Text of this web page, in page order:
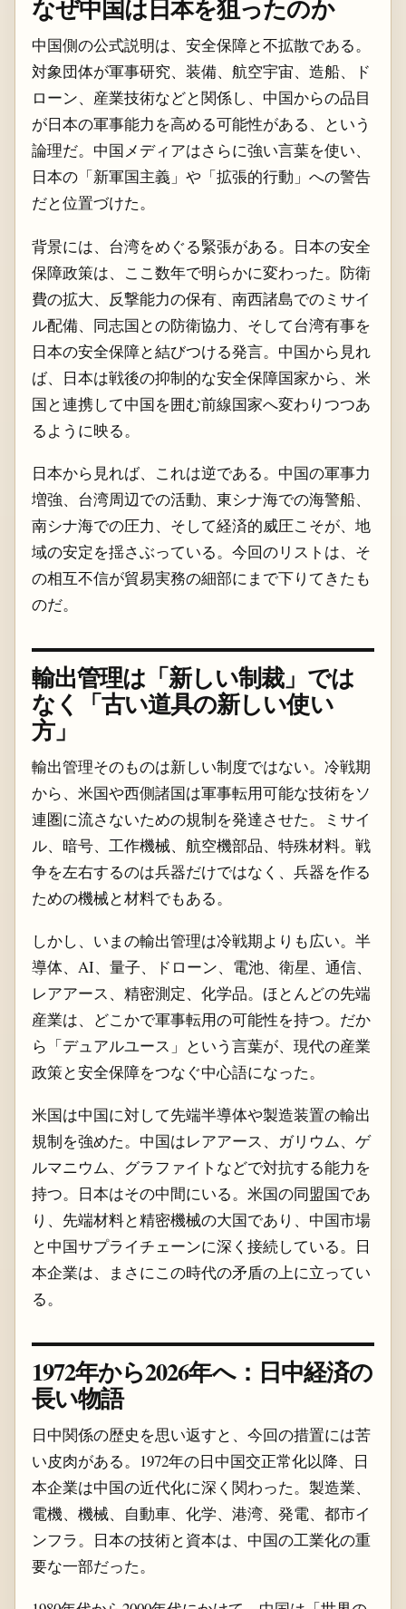
なぜ中国は日本を狙ったのか
中国側の公式説明は、安全保障と不拡散である。
対象団体が軍事研究、装備、航空宇宙、造船、ド
ローン、産業技術などと関係し、中国からの品目
が日本の軍事能力を高める可能性がある、という
論理だ。中国メディアはさらに強い言葉を使い、
日本の「新軍国主義」や「拡張的行動」への警告
だと位置づけた。
背景には、台湾をめぐる緊張がある。日本の安全
保障政策は、ここ数年で明らかに変わった。防衛
費の拡大、反撃能力の保有、南西諸島でのミサイ
ル配備、同志国との防衛協力、そして台湾有事を
日本の安全保障と結びつける発言。中国から見れ
ば、日本は戦後の抑制的な安全保障国家から、米
国と連携して中国を囲む前線国家へ変わりつつあ
るように映る。
日本から見れば、これは逆である。中国の軍事力
増強、台湾周辺での活動、東シナ海での海警船、
南シナ海での圧力、そして経済的威圧こそが、地
域の安定を揺さぶっている。今回のリストは、そ
の相互不信が貿易実務の細部にまで下りてきたも
のだ。
輸出管理は「新しい制裁」では
なく「古い道具の新しい使い
方」
輸出管理そのものは新しい制度ではない。冷戦期
から、米国や西側諸国は軍事転用可能な技術をソ
連圏に流さないための規制を発達させた。ミサイ
ル、暗号、工作機械、航空機部品、特殊材料。戦
争を左右するのは兵器だけではなく、兵器を作る
ための機械と材料でもある。
しかし、いまの輸出管理は冷戦期よりも広い。半
導体、AI、量子、ドローン、電池、衛星、通信、
レアアース、精密測定、化学品。ほとんどの先端
産業は、どこかで軍事転用の可能性を持つ。だか
ら「デュアルユース」という言葉が、現代の産業
政策と安全保障をつなぐ中心語になった。
米国は中国に対して先端半導体や製造装置の輸出
規制を強めた。中国はレアアース、ガリウム、ゲ
ルマニウム、グラファイトなどで対抗する能力を
持つ。日本はその中間にいる。米国の同盟国であ
り、先端材料と精密機械の大国であり、中国市場
と中国サプライチェーンに深く接続している。日
本企業は、まさにこの時代の矛盾の上に立ってい
る。
1972年から2026年へ：日中経済の
長い物語
日中関係の歴史を思い返すと、今回の措置には苦
い皮肉がある。1972年の日中国交正常化以降、日
本企業は中国の近代化に深く関わった。製造業、
電機、機械、自動車、化学、港湾、発電、都市イ
ンフラ。日本の技術と資本は、中国の工業化の重
要な一部だった。